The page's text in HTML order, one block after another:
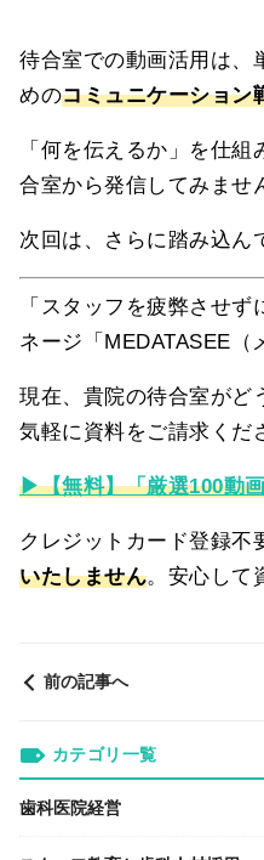
待合室での動画活用は、
めのコミュニケーション
「何を伝えるか」を仕
合室から発信してみませ
次回は、さらに踏み込ん
「スタッフを疲弊させ
ネージ「MEDATASEE（
現在、貴院の待合室がど
気軽に資料をご請求くだ
▶【無料】「厳選100動
クレジットカード登録
いたしません。安心して
前の記事へ
カテゴリ一覧
歯科医院経営